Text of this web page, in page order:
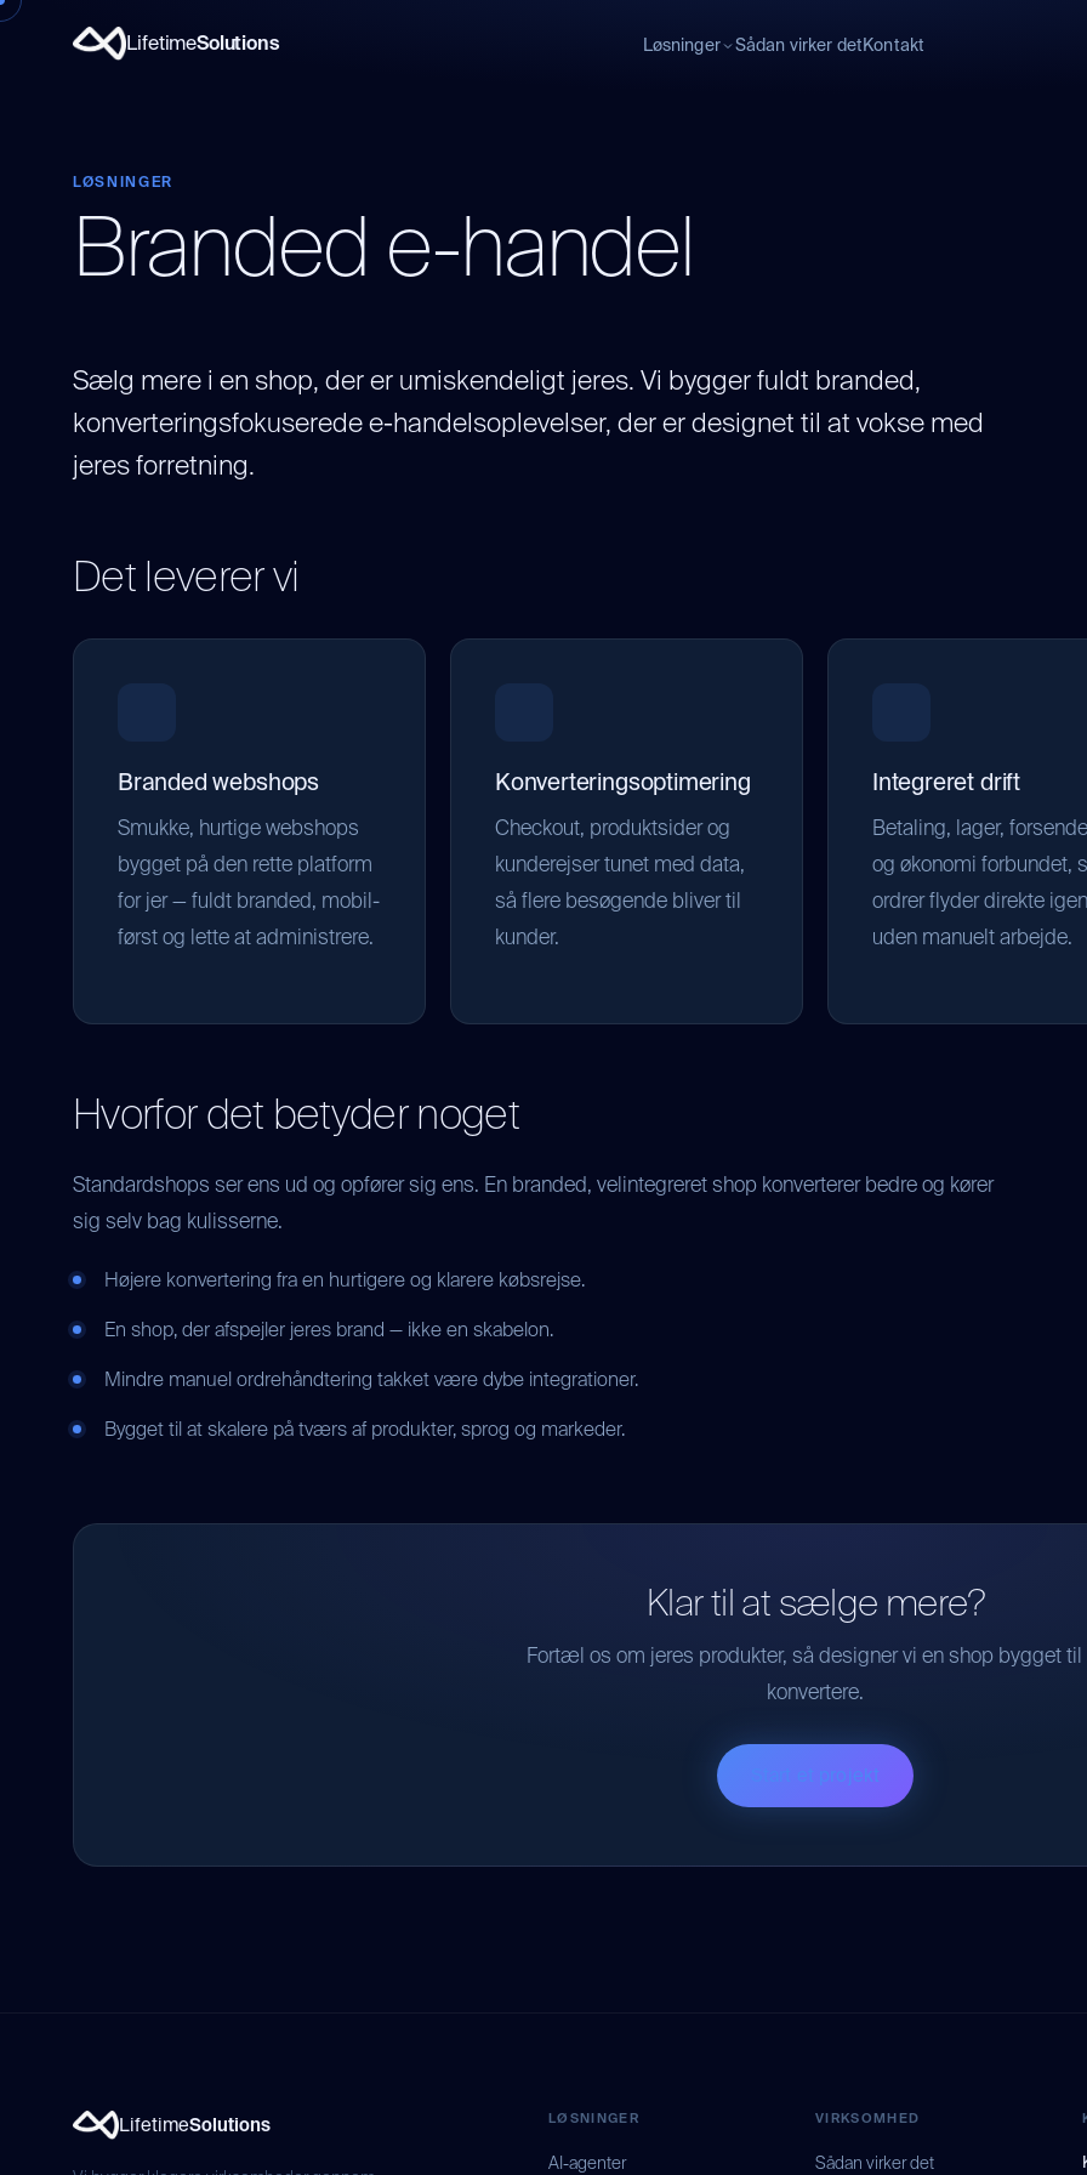
LifetimeSolutions Løsninger Sådan virker detKontakt
LØSNINGER
Branded e-handel
Sælg mere i en shop, der er umiskendeligt jeres. Vi bygger fuldt branded,
konverteringsfokuserede e-handelsoplevelser, der er designet til at vokse med
jeres forretning.
Det leverer vi
Branded webshops
Smukke, hurtige webshops
bygget på den rette platform
for jer — fuldt branded, mobil-
først og lette at administrere.
Konverteringsoptimering
Checkout, produktsider og
kunderejser tunet med data,
så flere besøgende bliver til
kunder.
Integreret drift
Betaling, lager,
og økonomi forbundet,
ordrer flyder direkte
uden manuelt arbejde.
Hvorfor det betyder noget
Standardshops ser ens ud og opfører sig ens. En branded, velintegreret shop konverterer bedre og kører
sig selv bag kulisserne.
Højere konvertering fra en hurtigere og klarere købsrejse.
En shop, der afspejler jeres brand — ikke en skabelon.
Mindre manuel ordrehåndtering takket være dybe integrationer.
Bygget til at skalere på tværs af produkter, sprog og markeder.
Klar til at sælge mere?
Fortæl os om jeres produkter, så designer vi en shop bygget til
konvertere.
Start et projekt
LifetimeSolutions LØSNINGER
AI-agenter
VIRKSOMHED
Sådan virker det